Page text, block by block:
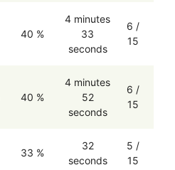
40 %
4 minutes
33
seconds
6 /
15
40 %
4 minutes
52
seconds
6 /
15
33 %
32
seconds
5 /
15